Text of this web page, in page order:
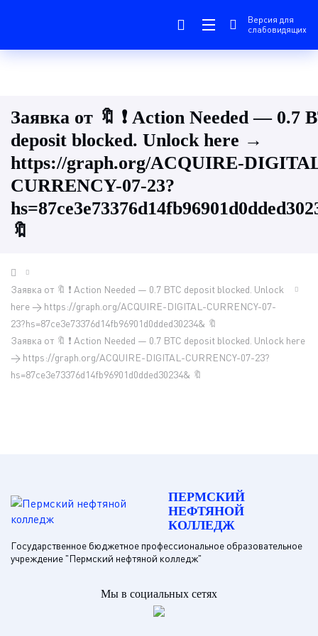
Версия для
слабовидящих
Заявка от 🔖 ❗ Action Needed — 0.7
deposit blocked. Unlock here →
https://graph.org/ACQUIRE-
CURRENCY-07-23?
🔖
Заявка от 🔖 ❗ Action Needed — 0.7 BTC deposit blocked. Unlock
here → https://graph.org/ACQUIRE-DIGITAL-CURRENCY-07-
23?hs=87ce3e73376d14fb96901d0dded30234& 🔖
Заявка от 🔖 ❗ Action Needed — 0.7 BTC deposit blocked. Unlock here
→ https://graph.org/ACQUIRE-DIGITAL-CURRENCY-07-23?
hs=87ce3e73376d14fb96901d0dded30234& 🔖
ПЕРМСКИЙ
НЕФТЯНОЙ
КОЛЛЕДЖ
Государственное бюджетное профессиональное образовательное
учреждение "Пермский нефтяной колледж"
Мы в социальных сетях